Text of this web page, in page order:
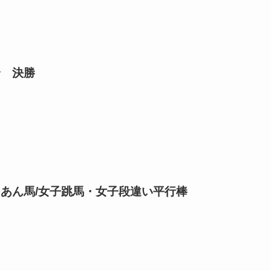
決勝
馬/女子跳馬・女子段違い平行棒